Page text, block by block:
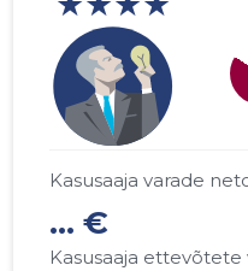
Kasusaaja varade
... €
Kasusaaja